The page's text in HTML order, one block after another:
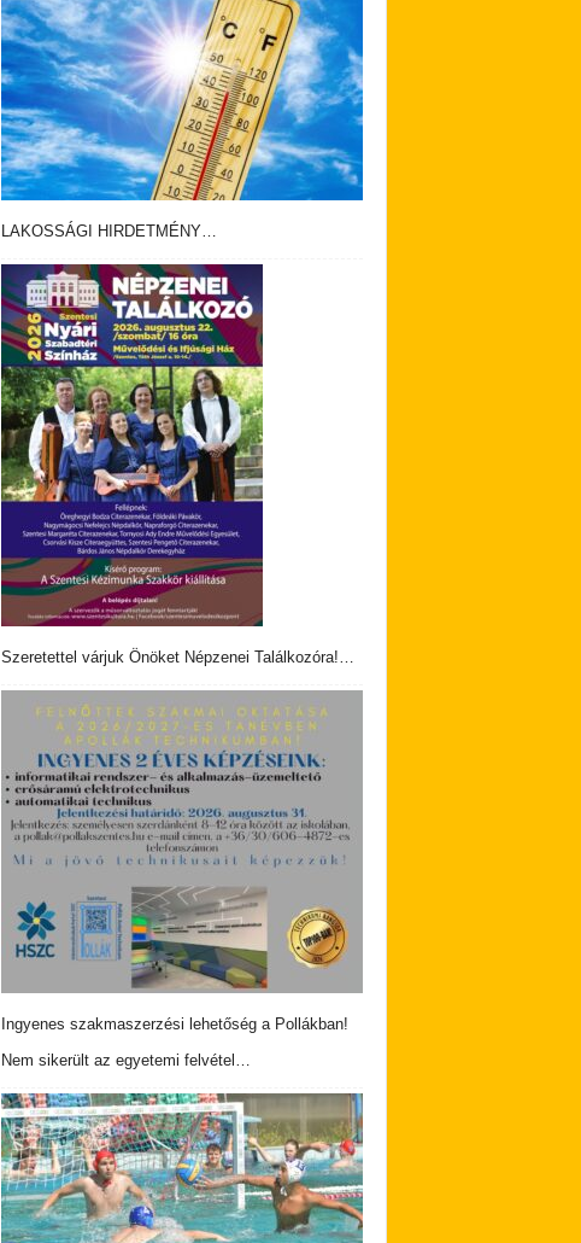
LAKOSSÁGI HIRDETMÉNY…
Szeretettel várjuk Önöket Népzenei Találkozóra!…
Ingyenes szakmaszerzési lehetőség a Pollákban!
Nem sikerült az egyetemi felvétel…